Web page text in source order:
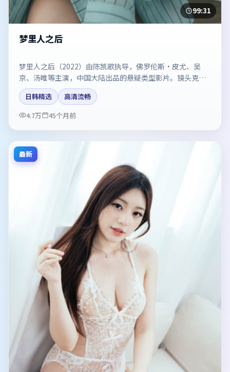
99:31
梦里人之后
梦里人之后（2022）由陈凯歌执导，佛罗伦斯·皮尤、吴
京、汤唯等主演，中国大陆出品的悬疑类型影片。镜头克制
却充满张力，人物弧光完整。剧情简介与主创信息可供检索
参考，上映日期以片方资料为准。
日韩精选
高清流畅
4.7万
45个月前
最新